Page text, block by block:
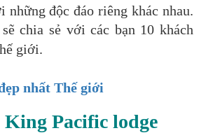
những độc đáo riêng khác nhau.
sẽ chia sẻ với các bạn 10 khách
giới.
nhất Thế giới
King Pacific lodge